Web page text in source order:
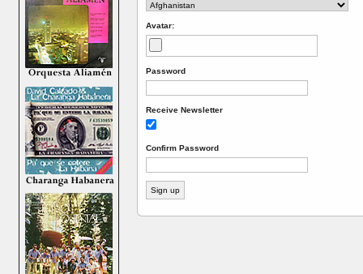
Avatar:
Password
Receive Newsletter
Confirm Password